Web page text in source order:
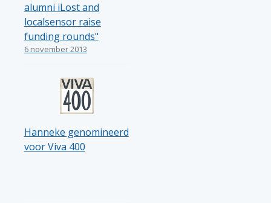
alumni iLost and
localsensor raise
funding rounds"
6 november 2013
Hanneke genomineerd
voor Viva 400